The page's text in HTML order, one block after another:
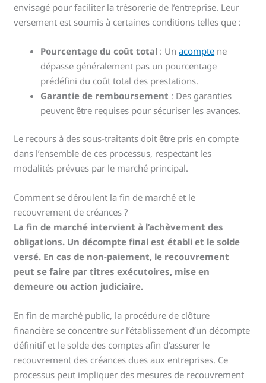
envisagé pour faciliter la trésorerie de l’entreprise. Leur
versement est soumis à certaines conditions telles que :
Pourcentage du coût total : Unacompte ne
dépasse généralement pas un pourcentage
prédéfini du coût total des prestations.
Garantie de remboursement : Des garanties
peuvent être requises pour sécuriser les avances.
Le recours à des sous-traitants doit être pris en compte
dans l’ensemble de ces processus, respectant les
modalités prévues par le marché principal.
Comment se déroulent la fin de marché et le
recouvrement de créances ?
La fin de marché intervient à l’achèvement des
obligations. Un décompte final est établi et le solde
versé. En cas de non-paiement, le recouvrement
peut se faire par titres exécutoires, mise en
demeure ou action judiciaire.
En fin de marché public, la procédure de clôture
financière se concentre sur l’établissement d’un décompte
définitif et le solde des comptes afin d’assurer le
recouvrement des créances dues aux entreprises. Ce
processus peut impliquer des mesures de recouvrement